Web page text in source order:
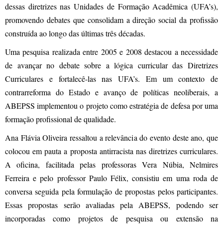
dessas diretrizes nas Unidades de Formação Acadêmica (UFA’s),
promovendo debates que consolidam a direção social da profissão
construída ao longo das últimas três décadas.
Uma pesquisa realizada entre 2005 e 2008 destacou a necessidade
de avançar no debate sobre a lógica curricular das Diretrizes
Curriculares e fortalecê-las nas UFA’s. Em um contexto de
contrarreforma do Estado e avanço de políticas neoliberais, a
ABEPSS implementou o projeto como estratégia de defesa por uma
formação profissional de qualidade.
Ana Flávia Oliveira ressaltou a relevância do evento deste ano, que
colocou em pauta a proposta antirracista nas diretrizes curriculares.
A oficina, facilitada pelas professoras Vera Núbia, Nelmires
Ferreira e pelo professor Paulo Félix, consistiu em uma roda de
conversa seguida pela formulação de propostas pelos participantes.
Essas propostas serão avaliadas pela ABEPSS, podendo ser
incorporadas como projetos de pesquisa ou extensão na